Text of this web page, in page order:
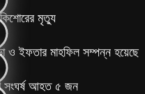
কিশোরের মৃত্যু
ও ইফতার মাহফিল সম্পন্ন হয়েছে
সংঘর্ষ আহত ৫ জন